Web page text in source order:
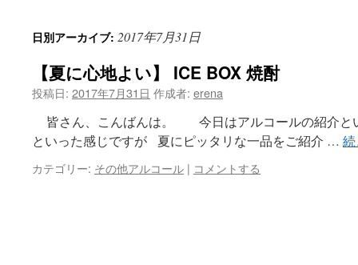
ン
へ
日別アーカイブ: 2017年7月31日
【夏に心地よい】 ICE BOX 焼酎
投稿日: 2017年7月31日 作成者: erena
皆さん、こんばんは。 今日はアルコールの紹介と
といった感じですが 夏にピッタリな一品をご紹介 …
カテゴリー: その他アルコール | コメントする